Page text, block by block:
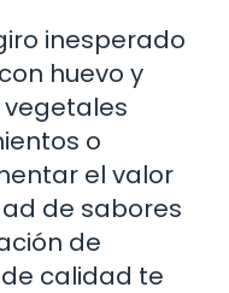
inesperado
huevo y
o
el valor
de sabores
de
calidad te